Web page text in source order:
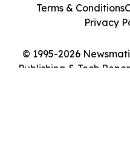
© 1995-2026
Publishing & Tech
Terms & Conditions
Privacy